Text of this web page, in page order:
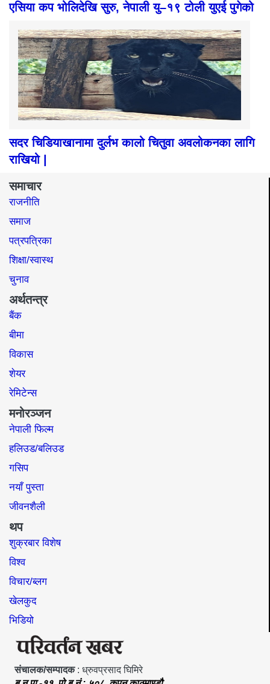
एसिया कप भोलिदेखि सुरु, नेपाली यु–१९ टोली युएई पुगेको
सदर चिडियाखानामा दुर्लभ कालो चितुवा अवलोकनका लागि
राखियो |
समाचार
राजनीति
समाज​
पत्रपत्रिका
शिक्षा/स्वास्थ
चुनाव
अर्थतन्त्र
बैंक
बीमा
विकास
शेयर
रेमिटेन्स
मनोरञ्जन
नेपाली फिल्म
हलिउड/बलिउड
गसिप
नयाँ पुस्ता
जीवनशैली
थप
शुक्रबार विशेष
विश्व
विचार/ब्लग
खेलकुद
भिडियो
संचालक/सम्पादक: ध्रुवप्रसाद घिमिरे